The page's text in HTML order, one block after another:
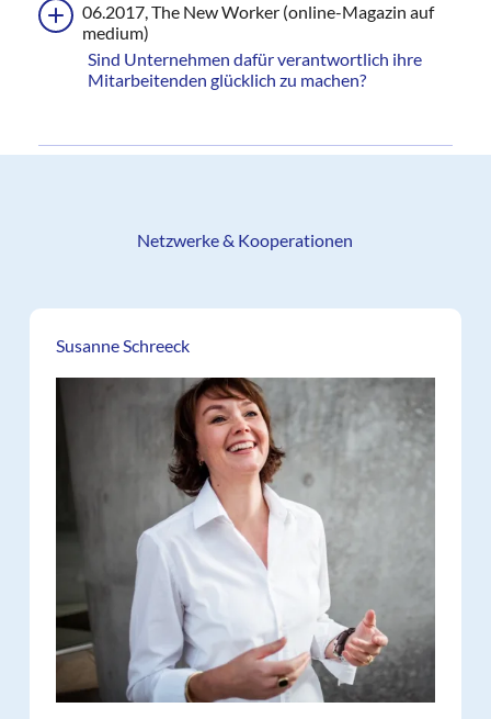
06.2017, The New Worker (online-Magazin auf
medium)
Sind Unternehmen dafür verantwortlich ihre
Mitarbeitenden glücklich zu machen?
Netzwerke & Kooperationen
Susanne Schreeck